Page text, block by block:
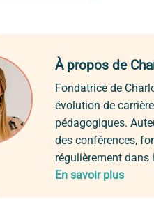
À propos de
Fondatrice de
évolution de
pédagogiques.
des conférences,
régulièrement dans
En savoir plus